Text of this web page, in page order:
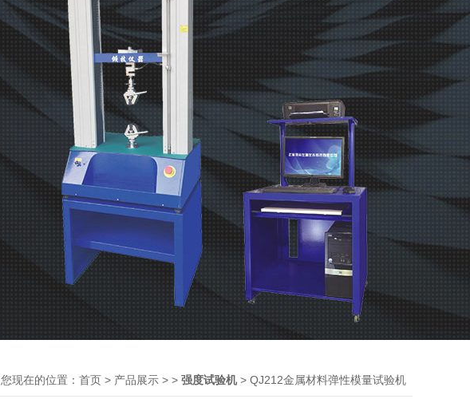
您现在的位置： 首页 > 产品展示 > > 强度试验机> QJ212金属材料弹性模量试验机